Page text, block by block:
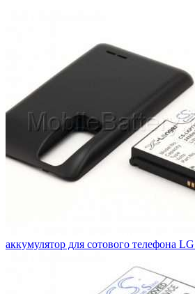
аккумулятор для сотового телефона